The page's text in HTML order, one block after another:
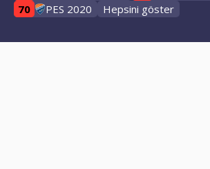
70
PES 2020 Hepsini göster